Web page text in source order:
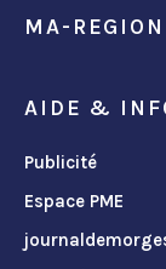
MA-REGION
AIDE &
Publicité
Espace PME